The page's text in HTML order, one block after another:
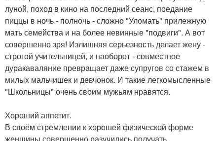
луной, поход в кино на последний сеанс, поедание
пиццы в ночь - полночь - сложно "Уломать" прилежную
мать семейства и на более невинные "подвиги". А вот
совершенно зря! Излишняя серьезность делает жену -
строгой учительницей, и наоборот - совместное
дуракаваляние превращает даже супругов со стажем в
милых мальчишек и девчонок. И такие легкомысленные
"Школьницы" очень своим мужьям нравятся.
Хороший аппетит.
В своём стремлении к хорошей физической форме